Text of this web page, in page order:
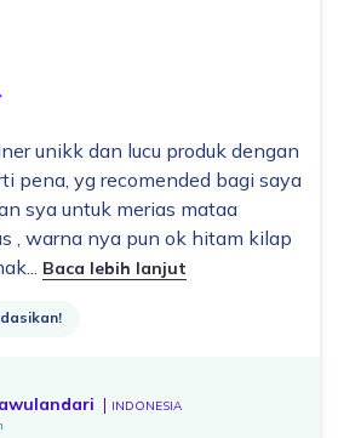
unikk dan lucu produk dengan
pena, yg recomended bagi saya
sya untuk merias mataa
, warna nya pun ok hitam kilap
Baca lebih lanjut
INDONESIA